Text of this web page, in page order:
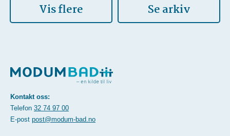
Vis flere Se arkiv
Kontakt oss:
Telefon 32 74 97 00
E-post post@modum-bad.no